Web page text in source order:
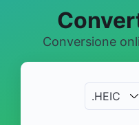
Conversione
.HEIC